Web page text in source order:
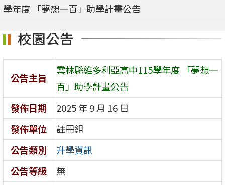
容學年度 「夢想一百」助學計畫公告
校園公告
公告主旨
雲林縣維多利亞高中115學年度 「夢想一
百」助學計畫公告
發佈日期
2025 年 9 月 16 日
發佈單位
註冊組
公告類別
升學資訊
公告等級
無